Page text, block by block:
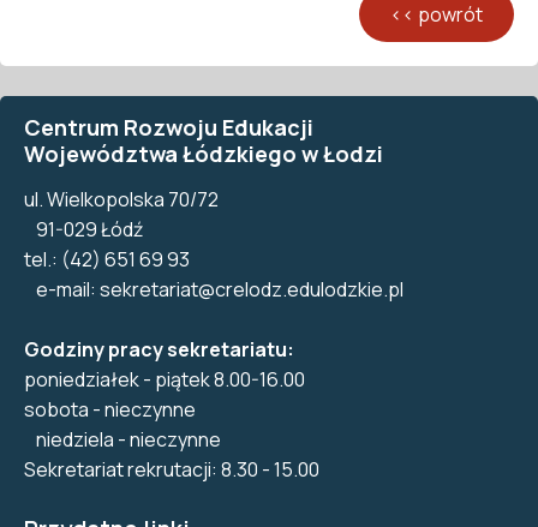
Centrum Rozwoju Edukacji
Województwa Łódzkiego w Łodzi
ul. Wielkopolska 70/72
91-029 Łódź
tel.: (42) 651 69 93
e-mail: sekretariat@crelodz.edulodzkie.pl
Godziny pracy sekretariatu:
poniedziałek - piątek 8.00-16.00
sobota - nieczynne
niedziela - nieczynne
Sekretariat rekrutacji: 8.30 - 15.00